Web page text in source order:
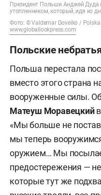
Президент Польши Анджей Дуда
утопленником, который, идя ко
Фото: © Valdemar Doveiko /
www.globallookpress.com
Польские
Польша перестала
вместо этого страна
вооруженные силы.
Матеуш Моравецкий
«Мы больше не
мы теперь
оружием… Мы
предостережения —
которые тут же